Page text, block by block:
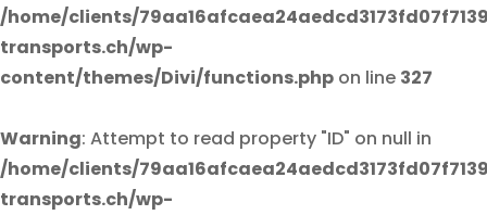
/home/clients/
transports.ch/wp-
content/themes/Divi/functions.php on line 327
Warning: Attempt to read property "ID" on null in
/home/clients/
transports.ch/wp-